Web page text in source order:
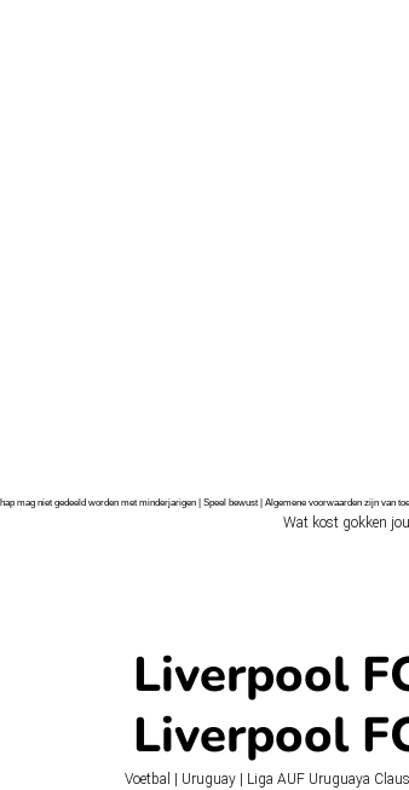
mag niet gedeeld worden met minderjarigen | Speel bewust | Algemene voorwaarden zijn van
Wat kost gokken
Liverpool
Liverpool
Voetbal | Uruguay | Liga AUF Uruguaya